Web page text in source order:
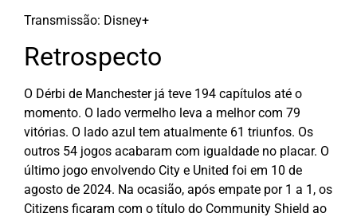
Transmissão: Disney+
Retrospecto
O Dérbi de Manchester já teve 194 capítulos até o
momento. O lado vermelho leva a melhor com 79
vitórias. O lado azul tem atualmente 61 triunfos. Os
outros 54 jogos acabaram com igualdade no placar. O
último jogo envolvendo City e United foi em 10 de
agosto de 2024. Na ocasião, após empate por 1 a 1, os
Citizens ficaram com o título do Community Shield ao